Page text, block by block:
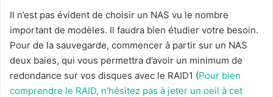
Il n’est pas évident de choisir un NAS vu le nombre
important de modèles. Il faudra bien étudier votre besoin.
Pour de la sauvegarde, commencer à partir sur un NAS
deux baies, qui vous permettra d’avoir un minimum de
redondance sur vos disques avec le RAID1 (Pour bien
comprendre le RAID, n’hésitez pas à jeter un oeil à cet